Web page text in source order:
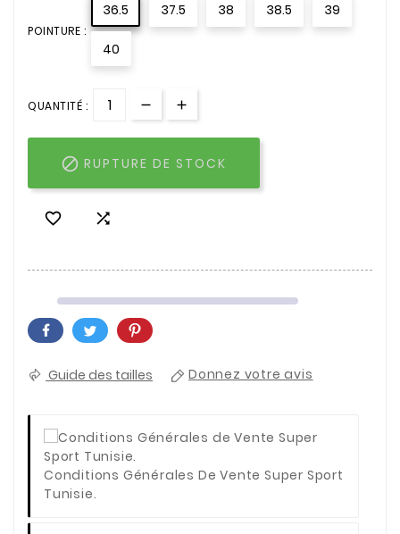
POINTURE :
36.5 37.5 38 38.5 39
40
QUANTITÉ :
 RUPTURE DE STOCK
 
Guide des tailles Donnez votre avis
Conditions Générales De Vente Super Sport
Tunisie.